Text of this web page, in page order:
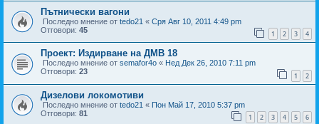
Пътнически вагони
Последно мнение от tedo21 « Сря Авг 10, 2011 4:49 pm
Отговори: 45 1 2 3 4
Проект: Издирване на ДМВ 18
Последно мнение от semafor4o « Нед Дек 26, 2010 7:11 pm
Отговори: 23 1 2
Дизелови локомотиви
Последно мнение от tedo21 « Пон Май 17, 2010 5:37 pm
Отговори: 81 1 2 3 4 5 6